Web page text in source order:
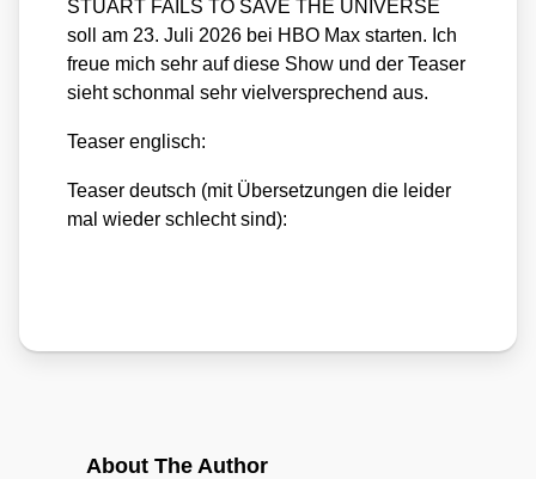
STUART FAILS TO SAVE THE UNIVERSE
soll am 23. Juli 2026 bei HBO Max star­ten. Ich
freue mich sehr auf die­se Show und der Teaser
sieht schon­mal sehr viel­ver­spre­chend aus.
Teaser eng­lisch:
Teaser deutsch (mit Über­set­zun­gen die lei­der
mal wie­der schlecht sind):
About The Author